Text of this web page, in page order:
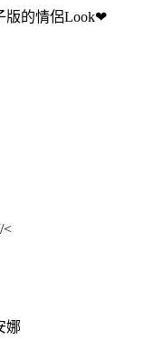
版的情侶Look❤
<
娜